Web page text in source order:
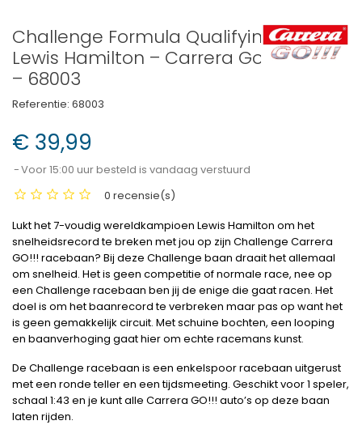
Challenge Formula Qualifying
Lewis Hamilton – Carrera Go!!!
– 68003
Referentie: 68003
€ 39,99
Voor 15:00 uur besteld is vandaag verstuurd
0 recensie(s)
Lukt het 7-voudig wereldkampioen Lewis Hamilton om het
snelheidsrecord te breken met jou op zijn Challenge Carrera
GO!!! racebaan? Bij deze Challenge baan draait het allemaal
om snelheid. Het is geen competitie of normale race, nee op
een Challenge racebaan ben jij de enige die gaat racen. Het
doel is om het baanrecord te verbreken maar pas op want het
is geen gemakkelijk circuit. Met schuine bochten, een looping
en baanverhoging gaat hier om echte racemans kunst.
De Challenge racebaan is een enkelspoor racebaan uitgerust
met een ronde teller en een tijdsmeeting. Geschikt voor 1 speler,
schaal 1:43 en je kunt alle Carrera GO!!! auto’s op deze baan
laten rijden.